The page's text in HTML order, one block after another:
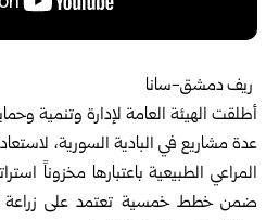
ريف دمشق-سانا
أطلقت الهيئة العامة لإدارة وتنمية
عدة مشاريع في البادية السورية،
المراعي الطبيعية باعتبارها مخزوناً
ضمن خطط خمسية تعتمد على زراعة